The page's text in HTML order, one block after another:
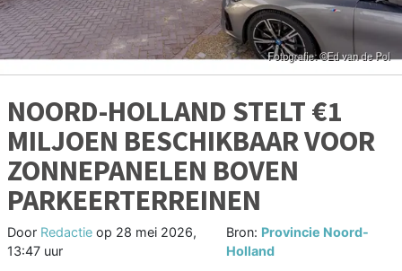
NOORD-HOLLAND STELT €1
MILJOEN BESCHIKBAAR VOOR
ZONNEPANELEN BOVEN
PARKEERTERREINEN
Door Redactie op 28 mei 2026,
13:47 uur
Bron: Provincie Noord-
Holland